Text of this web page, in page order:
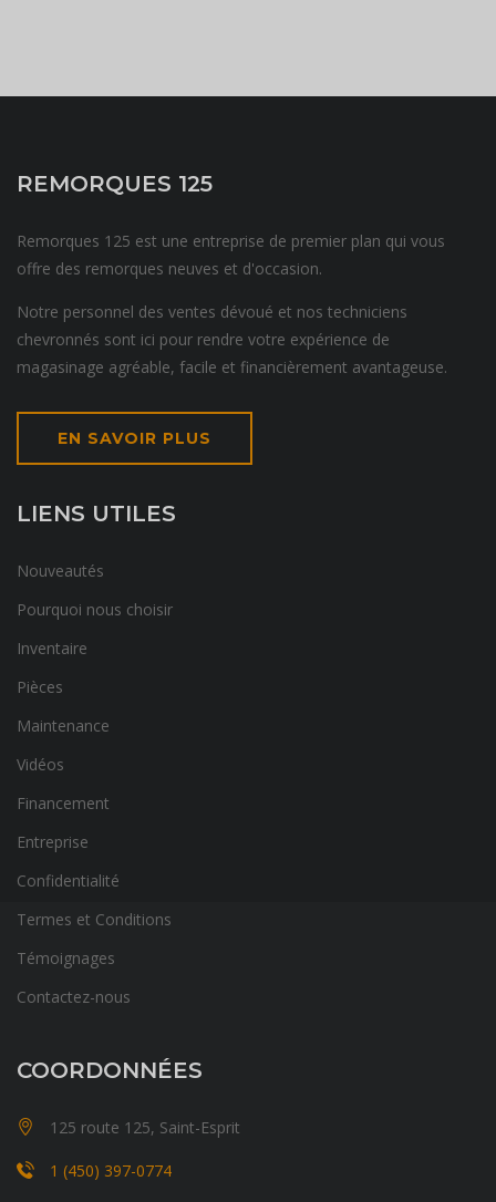
REMORQUES 125
Remorques 125 est une entreprise de premier plan qui vous
offre des remorques neuves et d'occasion.
Notre personnel des ventes dévoué et nos techniciens
chevronnés sont ici pour rendre votre expérience de
magasinage agréable, facile et financièrement avantageuse.
EN SAVOIR PLUS
LIENS UTILES
Nouveautés
Pourquoi nous choisir
Inventaire
Pièces
Maintenance
Vidéos
Financement
Entreprise
Confidentialité
Termes et Conditions
Témoignages
Contactez-nous
COORDONNÉES
125 route 125, Saint-Esprit
1 (450) 397-0774